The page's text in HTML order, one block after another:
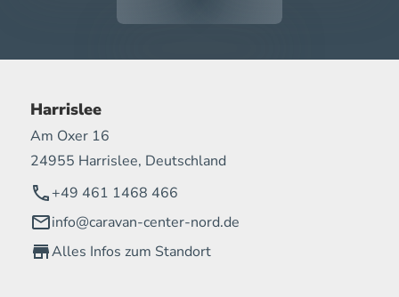
Harrislee
Am Oxer 16
24955 Harrislee, Deutschland
+49 461 1468 466
info@caravan-center-nord.de
Alles Infos zum Standort